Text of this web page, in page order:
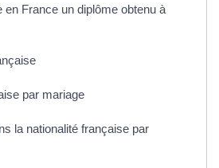
en France un diplôme obtenu à
par mariage
la nationalité française par